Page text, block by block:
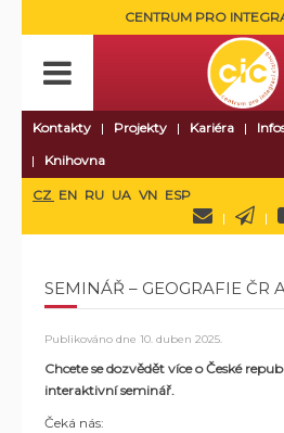
CENTRUM PRO
Kontakty Projekty Kariéra
Knihovna
CZ EN RU UA VN ESP
SEMINÁŘ – GEOGRAFIE ČR
Publikováno dne 10. duben 2025.
Chcete se dozvědět více o České
interaktivní seminář.
Čeká nás: